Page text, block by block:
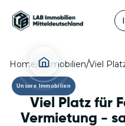
Home/Immobilien/
Viel Platz für
Vermietung -
Unsere Immobilien